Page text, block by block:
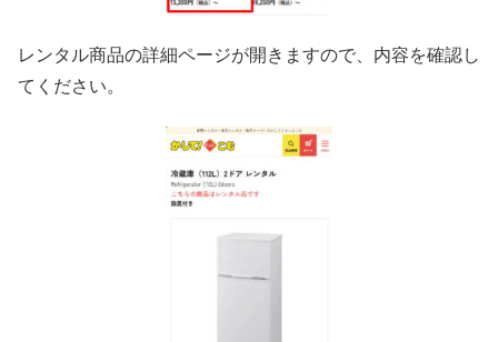
レンタル商品の詳細ページが開きますので、内容を確認し
てください。